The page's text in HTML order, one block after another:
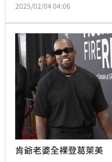
去大衣，以全裸造型現身，
2025/02/04 04:06
肯爺老婆全裸登葛萊美